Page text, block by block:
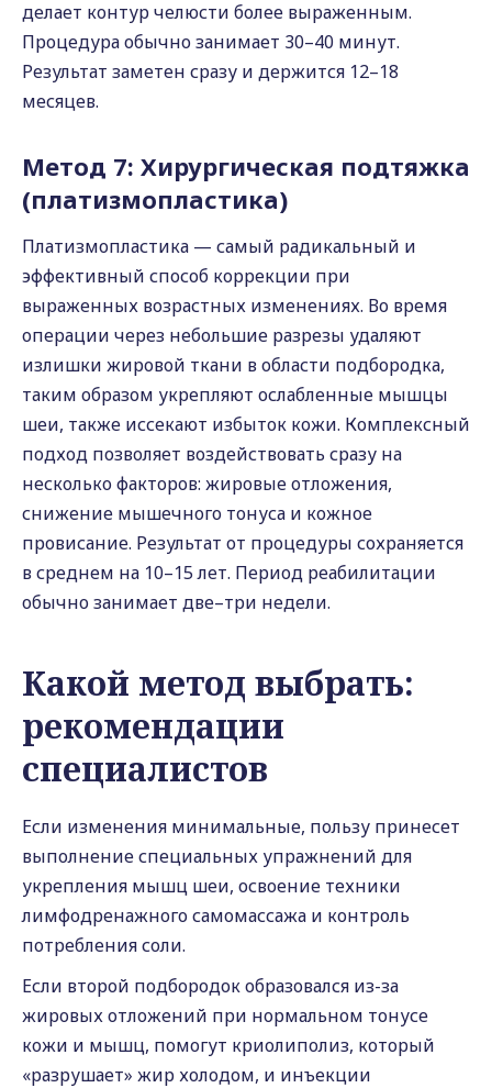
делает контур челюсти более выраженным.
Процедура обычно занимает 30–40 минут.
Результат заметен сразу и держится 12–18
месяцев.
Метод 7: Хирургическая подтяжка
(платизмопластика)
Платизмопластика — самый радикальный и
эффективный способ коррекции при
выраженных возрастных изменениях. Во время
операции через небольшие разрезы удаляют
излишки жировой ткани в области подбородка,
таким образом укрепляют ослабленные мышцы
шеи, также иссекают избыток кожи. Комплексный
подход позволяет воздействовать сразу на
несколько факторов: жировые отложения,
снижение мышечного тонуса и кожное
провисание. Результат от процедуры сохраняется
в среднем на 10–15 лет. Период реабилитации
обычно занимает две–три недели.
Какой метод выбрать:
рекомендации
специалистов
Если изменения минимальные, пользу принесет
выполнение специальных упражнений для
укрепления мышц шеи, освоение техники
лимфодренажного самомассажа и контроль
потребления соли.
Если второй подбородок образовался из-за
жировых отложений при нормальном тонусе
кожи и мышц, помогут криолиполиз, который
«разрушает» жир холодом, и инъекции